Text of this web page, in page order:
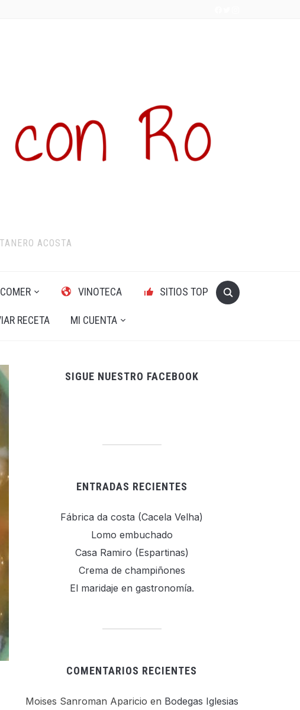
ACOSTA
VINOTECA SITIOS TOP
RECETA MI CUENTA
SIGUE NUESTRO FACEBOOK
ENTRADAS RECIENTES
Fábrica da costa (Cacela Velha)
Lomo embuchado
Casa Ramiro (Espartinas)
Crema de champiñones
El maridaje en gastronomía.
COMENTARIOS RECIENTES
Moises Sanroman Aparicio en Bodegas Iglesias